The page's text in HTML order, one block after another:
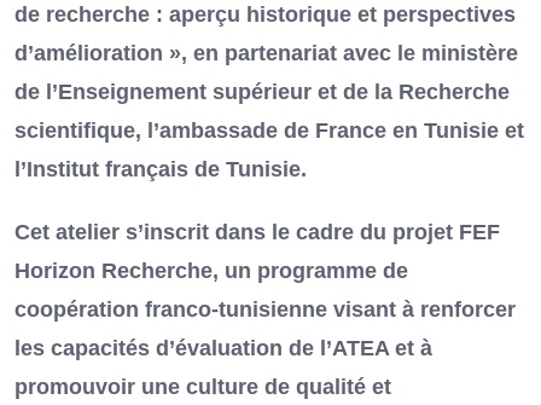
de recherche : aperçu historique et perspectives
d’amélioration », en partenariat avec le ministère
de l’Enseignement supérieur et de la Recherche
scientifique, l’ambassade de France en Tunisie et
l’Institut français de Tunisie.
Cet atelier s’inscrit dans le cadre du projet FEF
Horizon Recherche, un programme de
coopération franco-tunisienne visant à renforcer
les capacités d’évaluation de l’ATEA et à
promouvoir une culture de qualité et